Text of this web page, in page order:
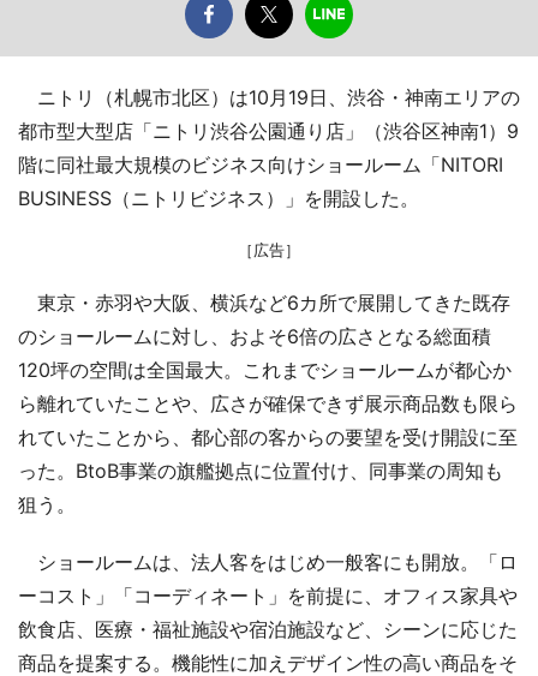
ニトリ（札幌市北区）は10月19日、渋谷・神南エリアの
都市型大型店「ニトリ渋谷公園通り店」（渋谷区神南1）9
階に同社最大規模のビジネス向けショールーム「NITORI
BUSINESS（ニトリビジネス）」を開設した。
［広告］
東京・赤羽や大阪、横浜など6カ所で展開してきた既存
のショールームに対し、およそ6倍の広さとなる総面積
120坪の空間は全国最大。これまでショールームが都心か
ら離れていたことや、広さが確保できず展示商品数も限ら
れていたことから、都心部の客からの要望を受け開設に至
った。BtoB事業の旗艦拠点に位置付け、同事業の周知も
狙う。
ショールームは、法人客をはじめ一般客にも開放。「ロ
ーコスト」「コーディネート」を前提に、オフィス家具や
飲食店、医療・福祉施設や宿泊施設など、シーンに応じた
商品を提案する。機能性に加えデザイン性の高い商品をそ